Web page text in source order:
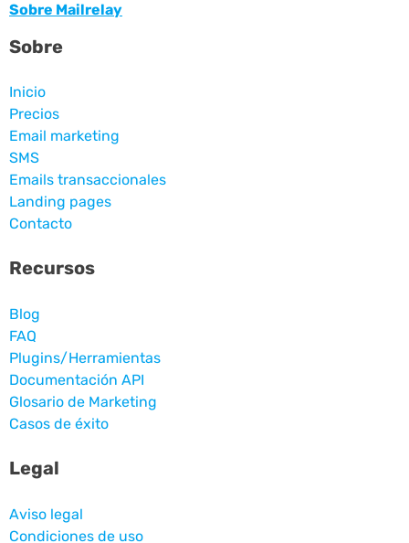
Sobre Mailrelay
Sobre
Inicio
Precios
Email marketing
SMS
Emails transaccionales
Landing pages
Contacto
Recursos
Blog
FAQ
Plugins/Herramientas
Documentación API
Glosario de Marketing
Casos de éxito
Legal
Aviso legal
Condiciones de uso